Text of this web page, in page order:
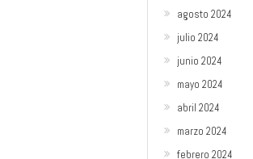
agosto 2024
julio 2024
junio 2024
mayo 2024
abril 2024
marzo 2024
febrero 2024